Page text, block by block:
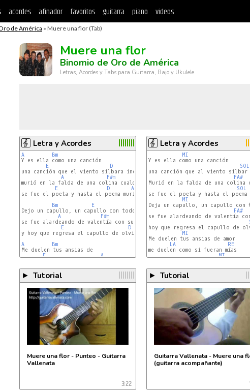
acordes afinador favoritos guitarra piano videos
de América » Muere una flor (Tab)
Muere una flor
Binomio de Oro de América
Letras, Acordes y Tabs para Guitarra, Bajo y Ukulele
Letra y Acordes
A
Bm
Y es ella como una canción
E
D
una canción que el viento silbara incompleta
A
F#m
murió en la falda de una colina cualquiera
E
D
A
se fue el poeta y hasta el poema murió
Bm
E D
A
Dejo un capullo, un capullo con todo su encanto escondido
A
F#m
se fue alardeando de valentía con su olvido
E
D
A
y hoy que regresa el capullo de olvido ya es flor
A
Bm
Me duelen tus ansias de
E
A
Letra y Acordes
MI
Y es ella como una canción
SOL
una canción que al viento silbar
FA#
Murió en la falda de una colina
SOL
se fue el poeta y hasta el poema
MI
Deja un capullo, un capullo con
FA#
se fue alardeando de valentía
hoy que regresa el capullo de
MI
Me duelen tus ansias de amor
LA
RE
me duelen como si fueran mías
MI
► Tutorial
Muere una flor - Punteo - Guitarra
Vallenata
3:22
► Tutorial
Guitarra Vallenata - Muere una
(guitarra acompañante)